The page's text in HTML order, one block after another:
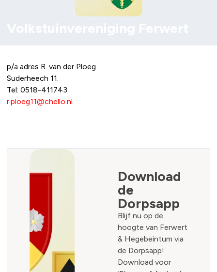
p/a adres R. van der Ploeg
Suderheech 11.
Tel: 0518-411743
r.ploeg11@chello.nl
Download
de
Dorpsapp
Blijf nu op de
hoogte van Ferwert
& Hegebeintum via
de Dorpsapp!
Download voor